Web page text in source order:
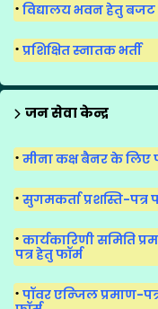
विद्यालय भवन हेतु बजट
प्रशिक्षित स्नातक भर्ती
जन सेवा केन्द्र
मीना कक्ष बैनर के लिए
सुगमकर्ता प्रशस्ति-पत्र
कार्यकारिणी समिति
पत्र हेतु फॉर्म
पॉवर एन्जिल प्रमाण-